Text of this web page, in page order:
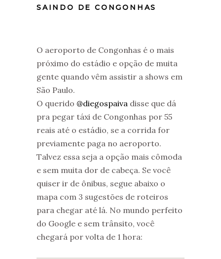
SAINDO DE CONGONHAS
O aeroporto de Congonhas é o mais
próximo do estádio e opção de muita
gente quando vêm assistir a shows em
São Paulo.
O querido @diegospaiva disse que dá
pra pegar táxi de Congonhas por 55
reais até o estádio, se a corrida for
previamente paga no aeroporto.
Talvez essa seja a opção mais cômoda
e sem muita dor de cabeça. Se você
quiser ir de ônibus, segue abaixo o
mapa com 3 sugestões de roteiros
para chegar até lá. No mundo perfeito
do Google e sem trânsito, você
chegará por volta de 1 hora: